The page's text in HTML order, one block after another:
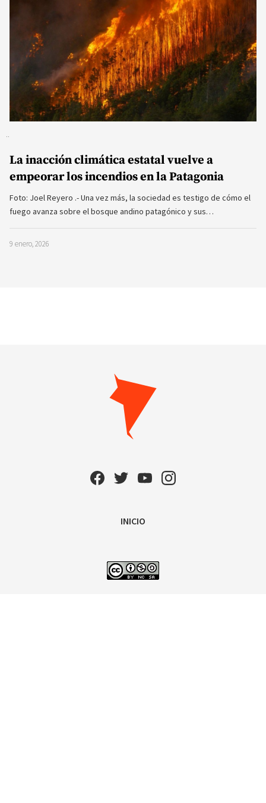
La inacción climática estatal vuelve a
empeorar los incendios en la Patagonia
Foto: Joel Reyero .- Una vez más, la sociedad es testigo de cómo el
fuego avanza sobre el bosque andino patagónico y sus…
9 enero, 2026
INICIO